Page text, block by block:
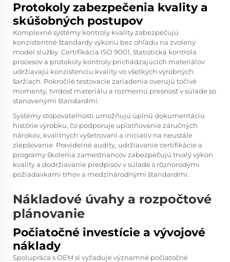
Protokoly zabezpečenia kvality a
skúšobných postupov
Komplexné systémy kontroly kvality zabezpečujú
konzistentné štandardy výkonu bez ohľadu na zvolený
model služby. Certifikácia ISO 9001, štatistická kontrola
procesov a protokoly kontroly prichádzajúcich materiálov
udržiavajú konzistenciu kvality vo všetkých výrobných
šaržiach. Pokročilé testovacie zariadenia overujú točivé
momenty, tvrdosť materiálu a rozmernú presnosť v súlade so
stanovenými štandardmi.
Systémy stopovateľnosti umožňujú úplnú dokumentáciu
histórie výrobku, čo podporuje uplatňovanie záručných
nárokov, kvalitných vyšetrovaní a iniciatív na neustále
zlepšovanie. Pravidelné audity, udržiavanie certifikácie a
programy školenia zamestnancov zabezpečujú trvalý výkon
kvality a dodržiavanie predpisov v súlade s rôznorodými
požiadavkami trhov a medzinárodnými štandardmi.
Nákladové úvahy a rozpočtové
plánovanie
Počiatočné investície a vývojové
náklady
Spolupráca s OEM si vyžaduje významné počiatočné